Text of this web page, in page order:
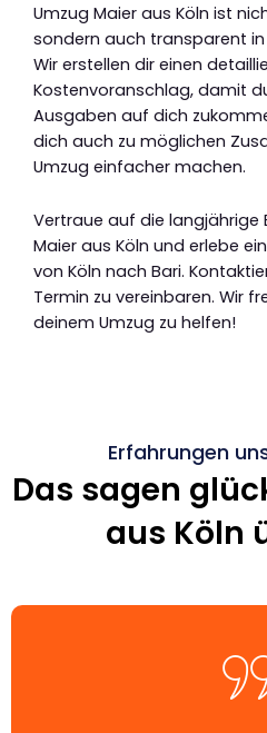
Umzug Maier aus Köln ist
sondern auch transparent
Wir erstellen dir einen
Kostenvoranschlag, damit
Ausgaben auf dich
dich auch zu möglichen
Umzug einfacher machen.
Vertraue auf die langjährige
Maier aus Köln und erlebe
von Köln nach Bari.
Termin zu vereinbaren. Wir
deinem Umzug zu helfen!
Erfahrungen
Das sagen
aus Köln